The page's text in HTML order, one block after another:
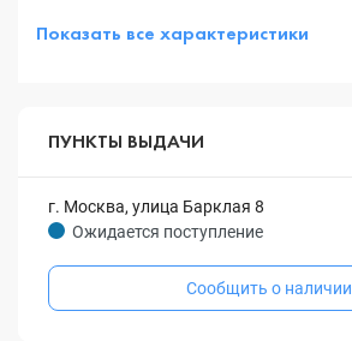
Показать все характеристики
ПУНКТЫ ВЫДАЧИ
г. Москва, улица Барклая 8
Ожидается поступление
Сообщить о наличии